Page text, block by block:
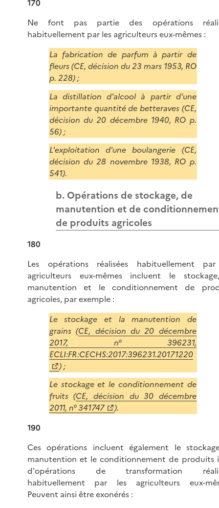
170
Ne font pas partie des opérations
habituellement par les agriculteurs eux-mêmes :
La fabrication de parfum à partir de
fleurs (CE, décision du 23 mars 1953, RO
p. 228) ;
La distillation d'alcool à partir d'une
importante quantité de betteraves (CE,
décision du 20 décembre 1940, RO p.
56) ;
L'exploitation d'une boulangerie (CE,
décision du 28 novembre 1938, RO p.
541).
b. Opérations de stockage, de
manutention et de
de produits agricoles
180
Les opérations réalisées habituellement
agriculteurs eux-mêmes incluent le
manutention et le conditionnement de
agricoles, par exemple :
Le stockage et la manutention de
grains (CE, décision du 20 décembre
2017, n° 396231,
ECLI:FR:CECHS:2017:396231.20171220
) ;
Le stockage et le conditionnement de
fruits (CE, décision du 30 décembre
2011, n° 341747
).
190
Ces opérations incluent également le
manutention et le conditionnement de produits
d'opérations de transformation
habituellement par les agriculteurs eux-
Peuvent ainsi être exonérés :